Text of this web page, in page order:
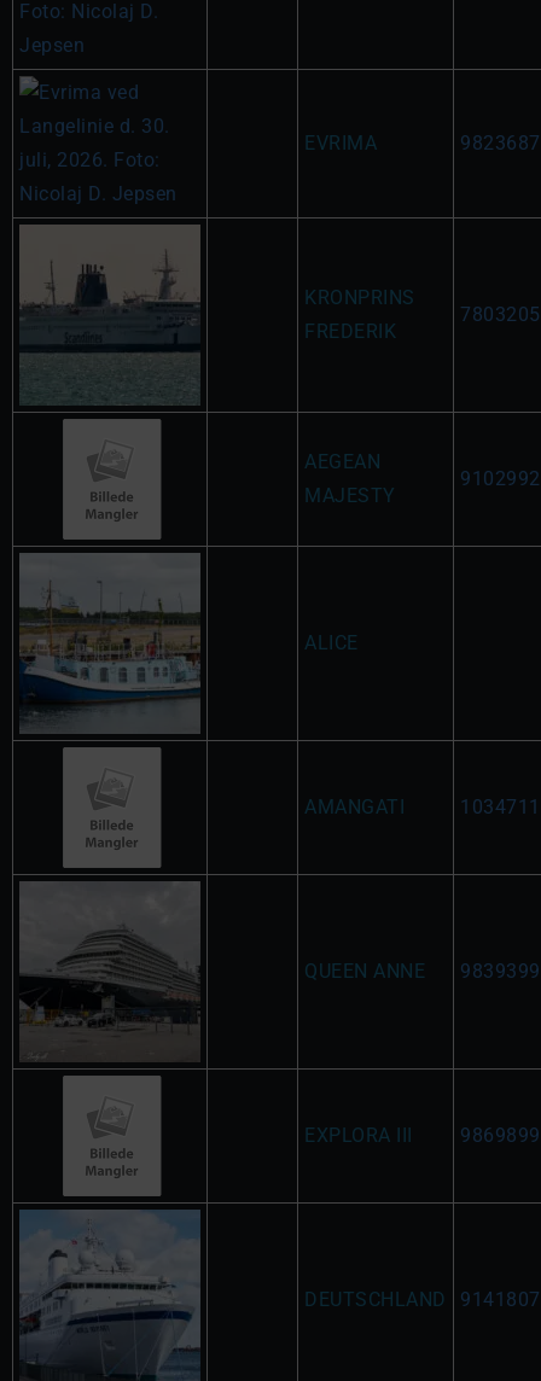
EVRIMA 9823687
KRONPRINS
FREDERIK
7803205
AEGEAN
MAJESTY
9102992
ALICE
AMANGATI 1034711
QUEEN ANNE 9839399
EXPLORA III 9869899
DEUTSCHLAND 9141807